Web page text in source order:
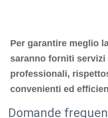
Per garantire meglio
saranno forniti
professionali,
convenienti ed
Domande